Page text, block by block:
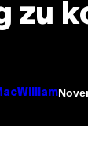
zu